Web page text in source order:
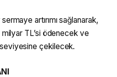
artırımı sağlanarak,
TL’si ödenecek ve
çekilecek.